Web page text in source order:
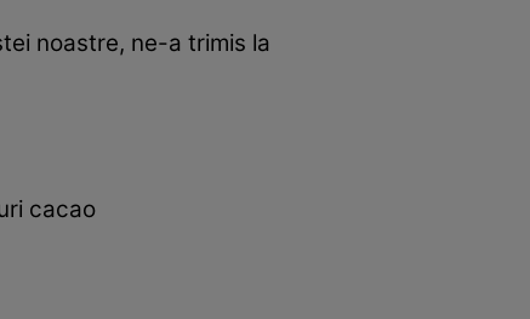
noastre, ne-a trimis la
cacao